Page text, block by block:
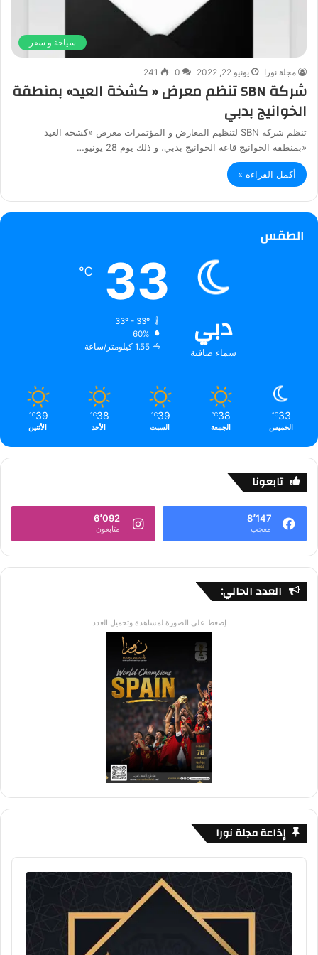
سياحة و سفر
مجلة نورا يونيو 22, 2022 0
241
شركة SBN تنظم معرض « كشخة العيد» بمنطقة
الخوانيج بدبي
تنظم شركة SBN لتنظيم المعارض و المؤتمرات معرض «كشخة العيد
«بمنطقة الخوانيج قاعة الخوانيج بدبي، و ذلك يوم 28 يونيو…
أكمل القراءة »
الطقس
دبي
سماء صافية
33
℃
33º - 33º
60%
1.55 كيلومتر/ساعة
33
℃
الخميس
38
℃
الجمعة
39
℃
السبت
38
℃
الأحد
39
℃
الأثنين
تابعونا
8٬147
معجب
6٬092
متابعون
العدد الحالي:
إضغط على الصورة لمشاهدة وتحميل العدد
إذاعة مجلة نورا
Audio
Player